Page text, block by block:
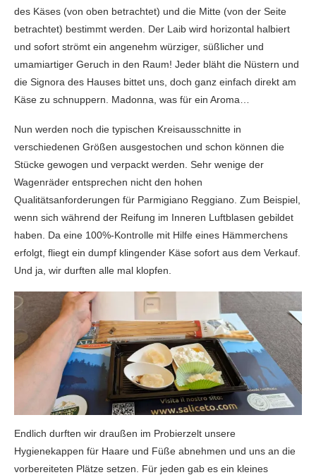
des Käses (von oben betrachtet) und die Mitte (von der Seite
betrachtet) bestimmt werden. Der Laib wird horizontal halbiert
und sofort strömt ein angenehm würziger, süßlicher und
umamiartiger Geruch in den Raum! Jeder bläht die Nüstern und
die Signora des Hauses bittet uns, doch ganz einfach direkt am
Käse zu schnuppern. Madonna, was für ein Aroma…
Nun werden noch die typischen Kreisausschnitte in
verschiedenen Größen ausgestochen und schon können die
Stücke gewogen und verpackt werden. Sehr wenige der
Wagenräder entsprechen nicht den hohen
Qualitätsanforderungen für Parmigiano Reggiano. Zum Beispiel,
wenn sich während der Reifung im Inneren Luftblasen gebildet
haben. Da eine 100%-Kontrolle mit Hilfe eines Hämmerchens
erfolgt, fliegt ein dumpf klingender Käse sofort aus dem Verkauf.
Und ja, wir durften alle mal klopfen.
Endlich durften wir draußen im Probierzelt unsere
Hygienekappen für Haare und Füße abnehmen und uns an die
vorbereiteten Plätze setzen. Für jeden gab es ein kleines